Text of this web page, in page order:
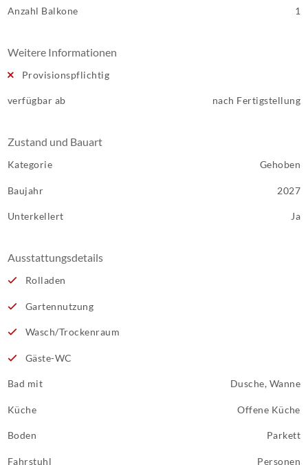
Anzahl Balkone 1
Weitere Informationen
Provisionspflichtig
verfügbar ab nach Fertigstellung
Zustand und Bauart
Kategorie Gehoben
Baujahr 2027
Unterkellert Ja
Ausstattungsdetails
Rolladen
Gartennutzung
Wasch/Trockenraum
Gäste-WC
Bad mit Dusche, Wanne
Küche Offene Küche
Boden Parkett
Fahrstuhl Personen